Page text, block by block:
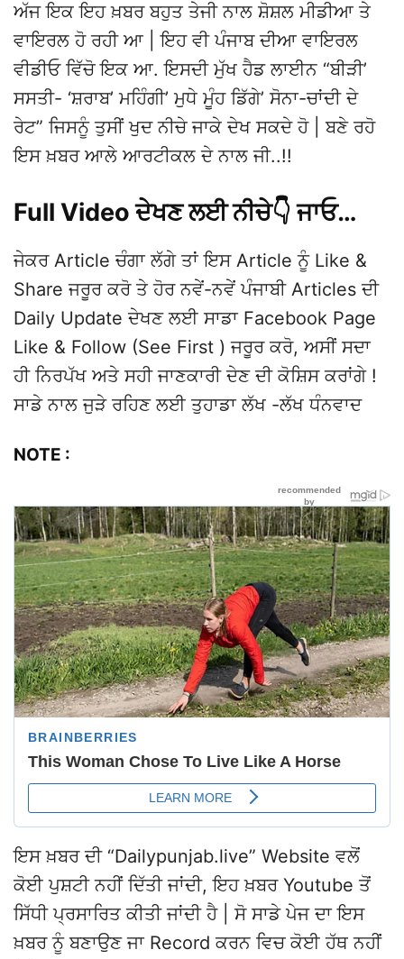
ਅੱਜ ਇਕ ਇਹ ਖ਼ਬਰ ਬਹੁਤ ਤੇਜੀ ਨਾਲ ਸ਼ੋਸ਼ਲ ਮੀਡੀਆ ਤੇ
ਵਾਇਰਲ ਹੋ ਰਹੀ ਆ | ਇਹ ਵੀ ਪੰਜਾਬ ਦੀਆ ਵਾਇਰਲ
ਵੀਡੀਓ ਵਿੱਚੋ ਇਕ ਆ. ਇਸਦੀ ਮੁੱਖ ਹੈਡ ਲਾਈਨ “ਬੀੜੀ’
ਸਸਤੀ- ‘ਸ਼ਰਾਬ’ ਮਹਿੰਗੀ’ ਮੁਧੇ ਮੂੰਹ ਡਿੱਗੇ’ ਸੋਨਾ-ਚਾਂਦੀ ਦੇ
ਰੇਟ” ਜਿਸਨੂੰ ਤੁਸੀਂ ਖੁਦ ਨੀਚੇ ਜਾਕੇ ਦੇਖ ਸਕਦੇ ਹੋ | ਬਣੇ ਰਹੋ
ਇਸ ਖ਼ਬਰ ਆਲੇ ਆਰਟੀਕਲ ਦੇ ਨਾਲ ਜੀ..!!
Full Video ਦੇਖਣ ਲਈ ਨੀਚੇ👇 ਜਾਓ…
ਜੇਕਰ Article ਚੰਗਾ ਲੱਗੇ ਤਾਂ ਇਸ Article ਨੂੰ Like &
Share ਜਰੂਰ ਕਰੋ ਤੇ ਹੋਰ ਨਵੇਂ-ਨਵੇਂ ਪੰਜਾਬੀ Articles ਦੀ
Daily Update ਦੇਖਣ ਲਈ ਸਾਡਾ Facebook Page
Like & Follow (See First ) ਜਰੂਰ ਕਰੋ, ਅਸੀਂ ਸਦਾ
ਹੀ ਨਿਰਪੱਖ ਅਤੇ ਸਹੀ ਜਾਣਕਾਰੀ ਦੇਣ ਦੀ ਕੋਸ਼ਿਸ ਕਰਾਂਗੇ !
ਸਾਡੇ ਨਾਲ ਜੁੜੇ ਰਹਿਣ ਲਈ ਤੁਹਾਡਾ ਲੱਖ -ਲੱਖ ਧੰਨਵਾਦ
NOTE :
ਇਸ ਖ਼ਬਰ ਦੀ “Dailypunjab.live” Website ਵਲੋਂ
ਕੋਈ ਪੁਸ਼ਟੀ ਨਹੀਂ ਦਿੱਤੀ ਜਾਂਦੀ, ਇਹ ਖ਼ਬਰ Youtube ਤੋਂ
ਸਿੱਧੀ ਪ੍ਰਸਾਰਿਤ ਕੀਤੀ ਜਾਂਦੀ ਹੈ | ਸੋ ਸਾਡੇ ਪੇਜ ਦਾ ਇਸ
ਖ਼ਬਰ ਨੂੰ ਬਣਾਉਣ ਜਾ Record ਕਰਨ ਵਿਚ ਕੋਈ ਹੱਥ ਨਹੀਂ